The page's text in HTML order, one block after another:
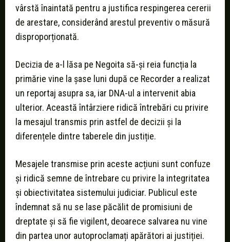
vârstă înaintată pentru a justifica respingerea cererii
de arestare, considerând arestul preventiv o măsură
disproporționată.
Decizia de a-l lăsa pe Negoita să-și reia funcția la
primărie vine la șase luni după ce Recorder a realizat
un reportaj asupra sa, iar DNA-ul a intervenit abia
ulterior. Această întârziere ridică întrebări cu privire
la mesajul transmis prin astfel de decizii și la
diferențele dintre taberele din justiție.
Mesajele transmise prin aceste acțiuni sunt confuze
și ridică semne de întrebare cu privire la integritatea
și obiectivitatea sistemului judiciar. Publicul este
îndemnat să nu se lase păcălit de promisiuni de
dreptate și să fie vigilent, deoarece salvarea nu vine
din partea unor autoproclamați apărători ai justiției.